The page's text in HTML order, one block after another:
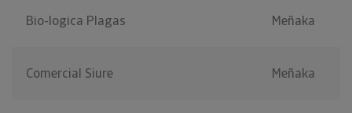
Bio-logica Plagas Meñaka
Comercial Siure Meñaka